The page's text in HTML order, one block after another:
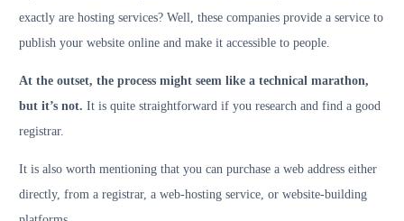
exactly are hosting services? Well, these companies provide a service to
publish your website online and make it accessible to people.
At the outset, the process might seem like a technical marathon,
but it’s not. It is quite straightforward if you research and find a good
registrar.
It is also worth mentioning that you can purchase a web address either
directly, from a registrar, a web-hosting service, or website-building